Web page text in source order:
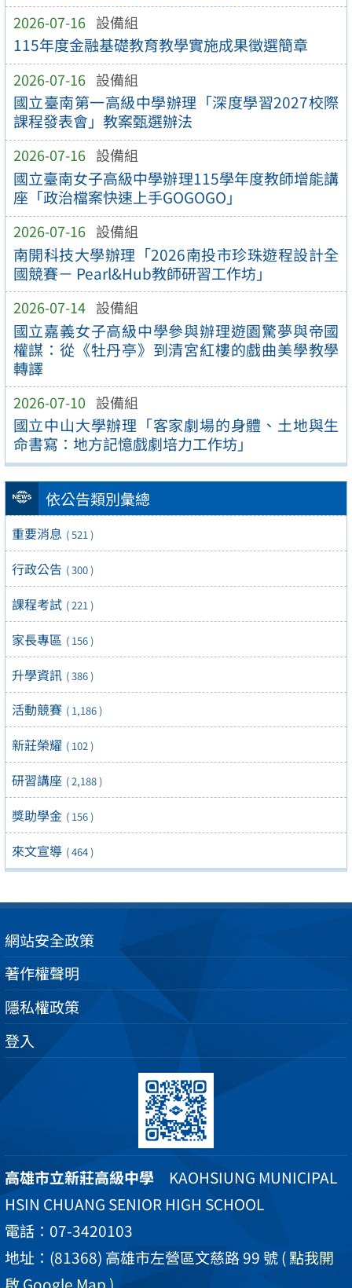
2026-07-16 設備組
115年度金融基礎教育教學實施成果徵選簡章
2026-07-16 設備組
國立臺南第一高級中學辦理「深度學習2027校際
課程發表會」教案甄選辦法
2026-07-16 設備組
國立臺南女子高級中學辦理115學年度教師增能講
座「政治檔案快速上手GOGOGO」
2026-07-16 設備組
南開科技大學辦理「2026南投市珍珠遊程設計全
國競賽－ Pearl&Hub教師研習工作坊」
2026-07-14 設備組
國立嘉義女子高級中學參與辦理遊園驚夢與帝國
權謀：從《牡丹亭》到清宮紅樓的戲曲美學教學
轉譯
2026-07-10 設備組
國立中山大學辦理「客家劇場的身體、土地與生
命書寫：地方記憶戲劇培力工作坊」
依公告類別彙總
重要消息 ( 521 )
行政公告 ( 300 )
課程考試 ( 221 )
家長專區 ( 156 )
升學資訊 ( 386 )
活動競賽 ( 1,186 )
新莊榮耀 ( 102 )
研習講座 ( 2,188 )
獎助學金 ( 156 )
來文宣導 ( 464 )
網站安全政策
著作權聲明
隱私權政策
登入
高雄市立新莊高級中學 KAOHSIUNG MUNICIPAL
HSIN CHUANG SENIOR HIGH SCHOOL
電話：07-3420103
地址：(81368) 高雄市左營區文慈路 99 號( 點我開